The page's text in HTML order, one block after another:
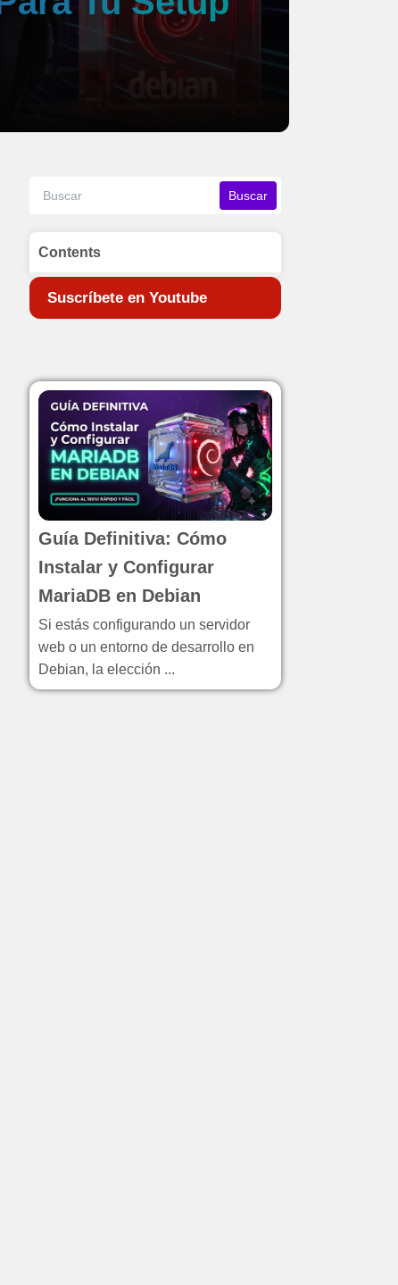
Contents
1. Las Extensiones Imprescindibles
para GNOME
1.2.
1.3.3. Caffeine
1.4.4. Volume Scroller
1.5.5. Dash to Dock
1.6. 6. Color Picker
1.7. 7. Desktop Cube
1.8.8. Ventanas Inteligentes
1.9.9. Search Light
1.10.10. Just Perfection y Media
Controls
2. Dale Vida a tus Iconos
Suscríbete en Youtube
Guía Definitiva: Cómo
Instalar y Configurar
MariaDB en Debian
Si estás configurando un servidor
web o un entorno de desarrollo en
Debian, la elección ...